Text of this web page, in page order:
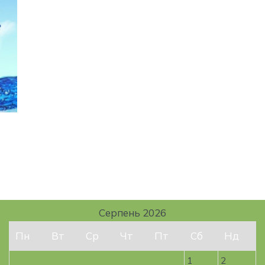
Серпень 2026
Пн
Вт Ср Чт Пт Сб Нд
1 2